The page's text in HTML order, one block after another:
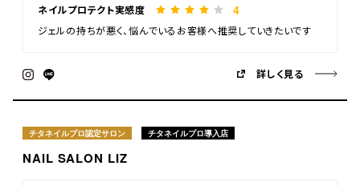
ネイルプロテクト実感度 4
ジェルの持ちが悪く、悩んでいるお客様へ推奨していきたいです
詳しく見る
チタネイルプロ認定サロン チタネイルプロ導入店
NAIL SALON LIZ